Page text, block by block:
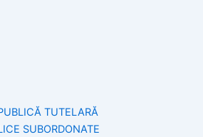
TUTELARĂ
SUBORDONATE